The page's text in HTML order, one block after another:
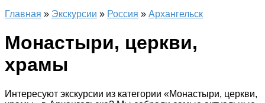
Главная » Экскурсии » Россия » Архангельск
Монастыри, церкви,
храмы
Интересуют экскурсии из категории «Монастыри, церкви,